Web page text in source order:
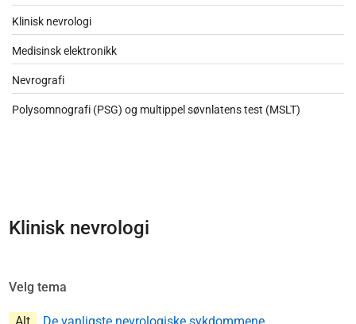
Klinisk nevrologi
Medisinsk elektronikk
Nevrografi
Polysomnografi (PSG) og multippel søvnlatens test (MSLT)
Klinisk nevrologi
Velg tema